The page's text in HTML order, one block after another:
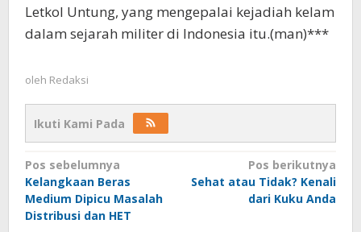
Letkol Untung, yang mengepalai kejadiah kelam
dalam sejarah militer di Indonesia itu.(man)***
oleh Redaksi
Ikuti Kami Pada
Navigasi
pos
Pos sebelumnya
Kelangkaan Beras
Medium Dipicu Masalah
Distribusi dan HET
Pos berikutnya
Sehat atau Tidak? Kenali
dari Kuku Anda